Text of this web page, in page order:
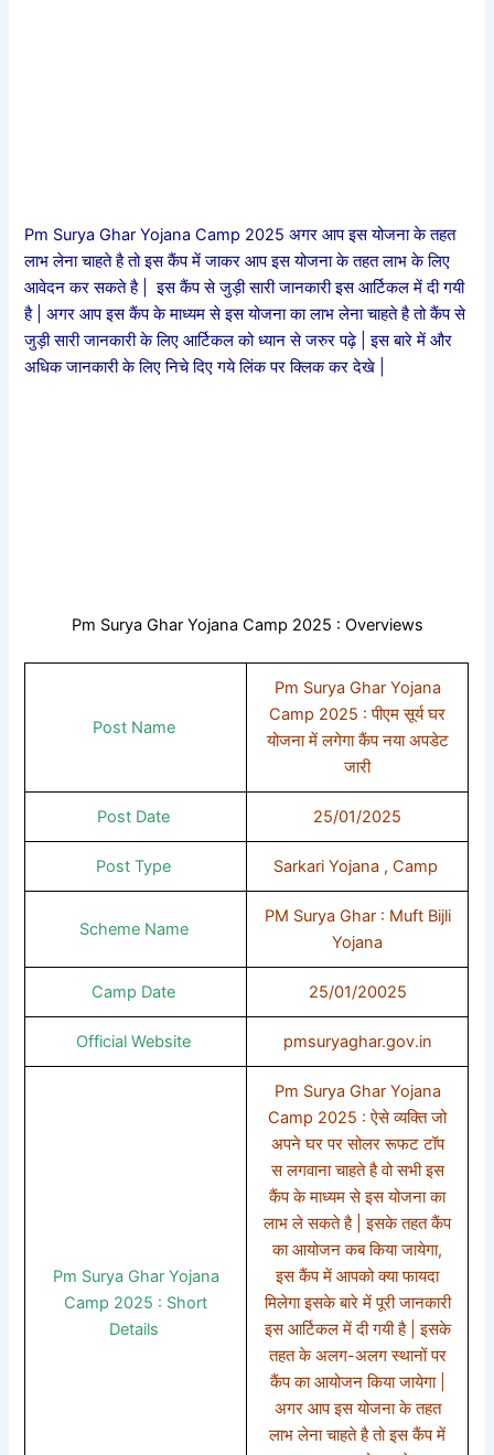
Pm Surya Ghar Yojana Camp 2025 अगर आप इस योजना के तहत
लाभ लेना चाहते है तो इस कैंप में जाकर आप इस योजना के तहत लाभ के लिए
आवेदन कर सकते है | इस कैंप से जुड़ी सारी जानकारी इस आर्टिकल में दी गयी
है | अगर आप इस कैंप के माध्यम से इस योजना का लाभ लेना चाहते है तो कैंप से
जुड़ी सारी जानकारी के लिए आर्टिकल को ध्यान से जरुर पढ़े | इस बारे में और
अधिक जानकारी के लिए निचे दिए गये लिंक पर क्लिक कर देखे |
Pm Surya Ghar Yojana Camp 2025 : Overviews
Post Name
Pm Surya Ghar Yojana
Camp 2025 : पीएम सूर्य घर
योजना में लगेगा कैंप नया अपडेट
जारी
Post Date 25/01/2025
Post Type Sarkari Yojana , Camp
Scheme Name
PM Surya Ghar : Muft Bijli
Yojana
Camp Date 25/01/20025
Official Website pmsuryaghar.gov.in
Pm Surya Ghar Yojana
Camp 2025 : Short
Details
Pm Surya Ghar Yojana
Camp 2025 : ऐसे व्यक्ति जो
अपने घर पर सोलर रूफट टॉप
स लगवाना चाहते है वो सभी इस
कैंप के माध्यम से इस योजना का
लाभ ले सकते है | इसके तहत कैंप
का आयोजन कब किया जायेगा,
इस कैंप में आपको क्या फायदा
मिलेगा इसके बारे में पूरी जानकारी
इस आर्टिकल में दी गयी है | इसके
तहत के अलग-अलग स्थानों पर
कैंप का आयोजन किया जायेगा |
अगर आप इस योजना के तहत
लाभ लेना चाहते है तो इस कैंप में